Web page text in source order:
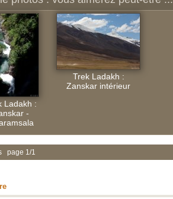
Ladakh :
-
Trek Ladakh :
Zanskar intérieur
page 1/1